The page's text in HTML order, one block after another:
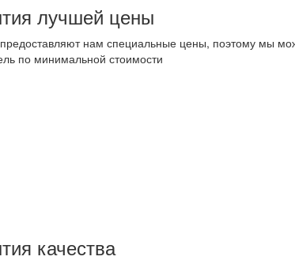
лучшей цены
нам специальные цены, поэтому мы
по минимальной стоимости
качества